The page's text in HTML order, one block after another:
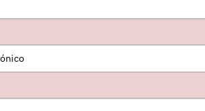
‘13’, han creado una
nosotros, el resultado es
conjunto de canciones que
se siente a la vez